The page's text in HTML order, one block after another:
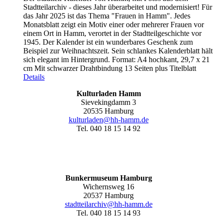
Stadtteilarchiv - dieses Jahr überarbeitet und modernisiert! Für
das Jahr 2025 ist das Thema "Frauen in Hamm". Jedes
Monatsblatt zeigt ein Motiv einer oder mehrerer Frauen vor
einem Ort in Hamm, verortet in der Stadtteilgeschichte vor
1945. Der Kalender ist ein wunderbares Geschenk zum
Beispiel zur Weihnachtszeit. Sein schlankes Kalenderblatt hält
sich elegant im Hintergrund. Format: A4 hochkant, 29,7 x 21
cm Mit schwarzer Drahtbindung 13 Seiten plus Titelblatt
Details
Kulturladen Hamm
Sievekingdamm 3
20535 Hamburg
kulturladen@hh-hamm.de
Tel. 040 18 15 14 92
Bunkermuseum Hamburg
Wichernsweg 16
20537 Hamburg
stadtteilarchiv@hh-hamm.de
Tel. 040 18 15 14 93